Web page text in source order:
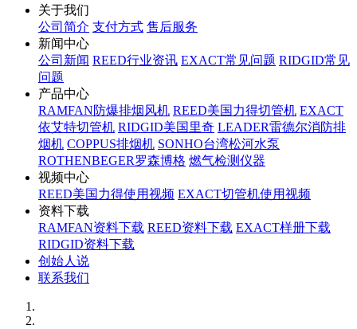
关于我们
公司简介 支付方式 售后服务
新闻中心
公司新闻 REED行业资讯 EXACT常见问题 RIDGID常见
问题
产品中心
RAMFAN防爆排烟风机 REED美国力得切管机 EXACT
依艾特切管机 RIDGID美国里奇 LEADER雷德尔消防排
烟机 COPPUS排烟机 SONHO台湾松河水泵
ROTHENBEGER罗森博格 燃气检测仪器
视频中心
REED美国力得使用视频 EXACT切管机使用视频
资料下载
RAMFAN资料下载 REED资料下载 EXACT样册下载
RIDGID资料下载
创始人说
联系我们